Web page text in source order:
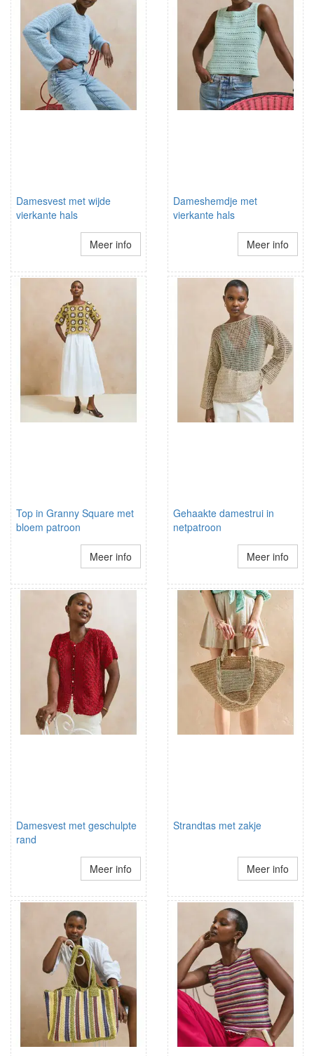
Damesvest met wijde
vierkante hals
Meer info
Dameshemdje met
vierkante hals
Meer info
Top in Granny Square met
bloem patroon
Meer info
Gehaakte damestrui in
netpatroon
Meer info
Damesvest met geschulpte
rand
Meer info
Strandtas met zakje
Meer info